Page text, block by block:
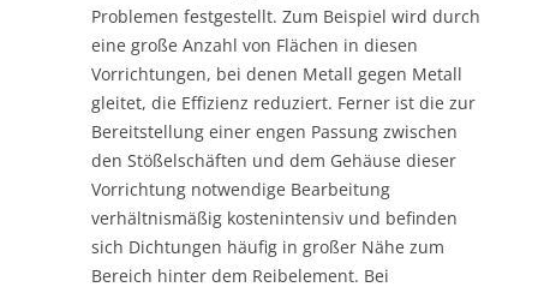
Problemen festgestellt. Zum Beispiel wird durch
eine große Anzahl von Flächen in diesen
Vorrichtungen, bei denen Metall gegen Metall
gleitet, die Effizienz reduziert. Ferner ist die zur
Bereitstellung einer engen Passung zwischen
den Stößelschäften und dem Gehäuse dieser
Vorrichtung notwendige Bearbeitung
verhältnismäßig kostenintensiv und befinden
sich Dichtungen häufig in großer Nähe zum
Bereich hinter dem Reibelement. Bei